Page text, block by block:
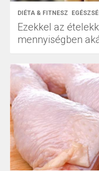
DIÉTA & FITNESZ
Ezekkel az
mennyiségben